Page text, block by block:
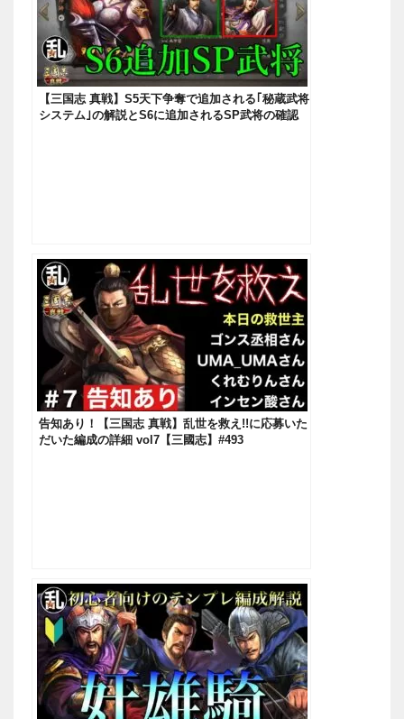
【三国志 真戦】S5天下争奪で追加される｢秘蔵武将
システム｣の解説とS6に追加されるSP武将の確認
告知あり！【三国志 真戦】乱世を救え!!に応募いた
だいた編成の詳細 vol7【三國志】#493